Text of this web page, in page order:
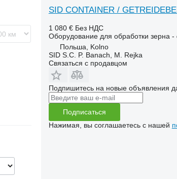
SID CONTAINER /
1 080 € Без НДС
Оборудование для обработки зерна -
Польша, Kolno
SID S.C. P. Banach, M. Rejka
Связаться с продавцом
Подпишитесь на новые объявления
Подписаться
Нажимая, вы соглашаетесь с нашей